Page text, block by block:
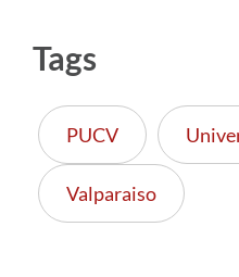
Tags
PUCV
Valparaiso